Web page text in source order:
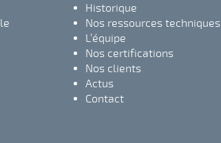
Historique
Nos ressources techniques
L’équipe
Nos certifications
Nos clients
Actus
Contact